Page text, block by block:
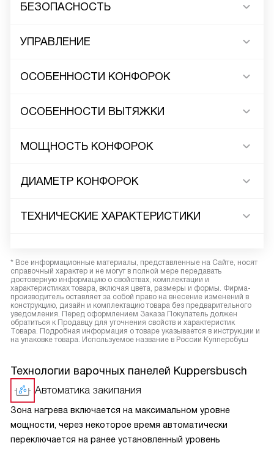
БЕЗОПАСНОСТЬ
УПРАВЛЕНИЕ
ОСОБЕННОСТИ КОНФОРОК
ОСОБЕННОСТИ ВЫТЯЖКИ
МОЩНОСТЬ КОНФОРОК
ДИАМЕТР КОНФОРОК
ТЕХНИЧЕСКИЕ ХАРАКТЕРИСТИКИ
* Все информационные материалы, представленные на Сайте, носят
справочный характер и не могут в полной мере передавать
достоверную информацию о свойствах, комплектации и
характеристиках товара, включая цвета, размеры и формы. Фирма-
производитель оставляет за собой право на внесение изменений в
конструкцию, дизайн и комплектацию товара без предварительного
уведомления. Перед оформлением Заказа Покупатель должен
обратиться к Продавцу для уточнения свойств и характеристик
Товара. Подробная информация о товаре указывается в инструкции и
на упаковке товара. Используемое название в России Купперсбуш
Технологии варочных панелей Kuppersbusch
Автоматика закипания
Зона нагрева включается на максимальном уровне
мощности, через некоторое время автоматически
переключается на ранее установленный уровень